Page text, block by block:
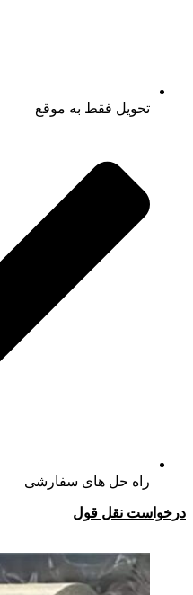
تحویل فقط به موقع
راه حل های سفارشی
درخواست نقل قول